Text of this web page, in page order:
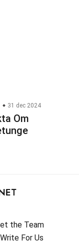
31 dec 2024
Om
the Team
Write For Us